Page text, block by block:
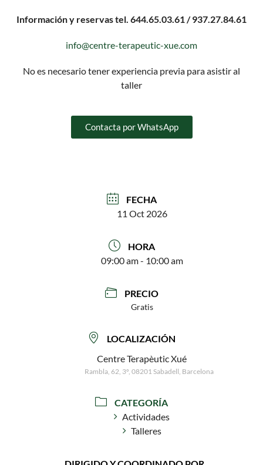
Información y reservas tel. 644.65.03.61 / 937.27.84.61
info@centre-terapeutic-xue.com
No es necesario tener experiencia previa para asistir al
taller
Contacta por WhatsApp
FECHA
11 Oct 2026
HORA
09:00 am - 10:00 am
PRECIO
Gratis
LOCALIZACIÓN
Centre Terapèutic Xué
Rambla, 62, 3º, 08201 Sabadell, Barcelona
CATEGORÍA
Actividades
Talleres